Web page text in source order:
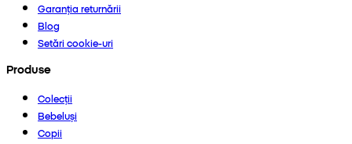
Garanția returnării
Blog
Setări cookie-uri
Produse
Colecții
Bebeluși
Copii